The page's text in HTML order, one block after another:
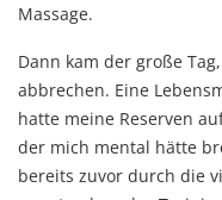
Massage.
Dann kam der große
abbrechen. Eine
hatte meine Reserven
der mich mental hätte
bereits zuvor durch die